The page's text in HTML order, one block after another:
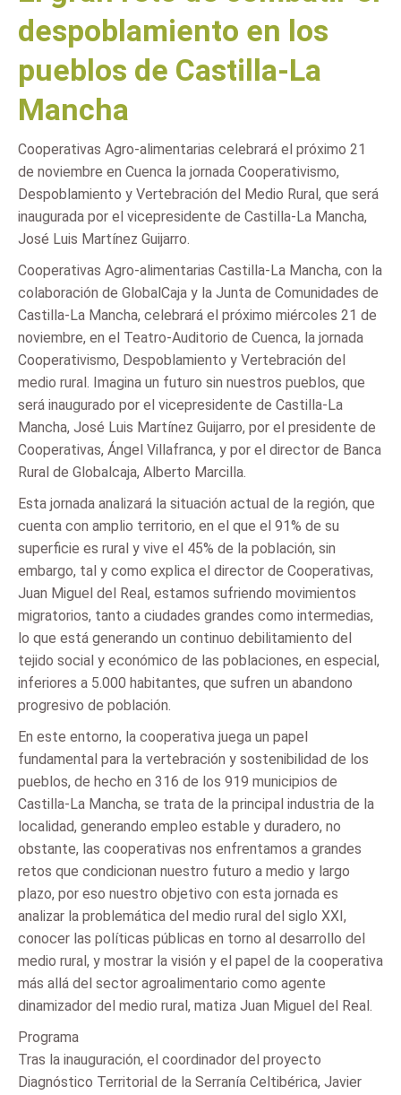
despoblamiento en los
pueblos de Castilla-La
Mancha
Cooperativas Agro-alimentarias celebrará el próximo 21
de noviembre en Cuenca la jornada Cooperativismo,
Despoblamiento y Vertebración del Medio Rural, que será
inaugurada por el vicepresidente de Castilla-La Mancha,
José Luis Martínez Guijarro.
Cooperativas Agro-alimentarias Castilla-La Mancha, con la
colaboración de GlobalCaja y la Junta de Comunidades de
Castilla-La Mancha, celebrará el próximo miércoles 21 de
noviembre, en el Teatro-Auditorio de Cuenca, la jornada
Cooperativismo, Despoblamiento y Vertebración del
medio rural. Imagina un futuro sin nuestros pueblos, que
será inaugurado por el vicepresidente de Castilla-La
Mancha, José Luis Martínez Guijarro, por el presidente de
Cooperativas, Ángel Villafranca, y por el director de Banca
Rural de Globalcaja, Alberto Marcilla.
Esta jornada analizará la situación actual de la región, que
cuenta con amplio territorio, en el que el 91% de su
superficie es rural y vive el 45% de la población, sin
embargo, tal y como explica el director de Cooperativas,
Juan Miguel del Real, estamos sufriendo movimientos
migratorios, tanto a ciudades grandes como intermedias,
lo que está generando un continuo debilitamiento del
tejido social y económico de las poblaciones, en especial,
inferiores a 5.000 habitantes, que sufren un abandono
progresivo de población.
En este entorno, la cooperativa juega un papel
fundamental para la vertebración y sostenibilidad de los
pueblos, de hecho en 316 de los 919 municipios de
Castilla-La Mancha, se trata de la principal industria de la
localidad, generando empleo estable y duradero, no
obstante, las cooperativas nos enfrentamos a grandes
retos que condicionan nuestro futuro a medio y largo
plazo, por eso nuestro objetivo con esta jornada es
analizar la problemática del medio rural del siglo XXI,
conocer las políticas públicas en torno al desarrollo del
medio rural, y mostrar la visión y el papel de la cooperativa
más allá del sector agroalimentario como agente
dinamizador del medio rural, matiza Juan Miguel del Real.
Programa
Tras la inauguración, el coordinador del proyecto
Diagnóstico Territorial de la Serranía Celtibérica, Javier